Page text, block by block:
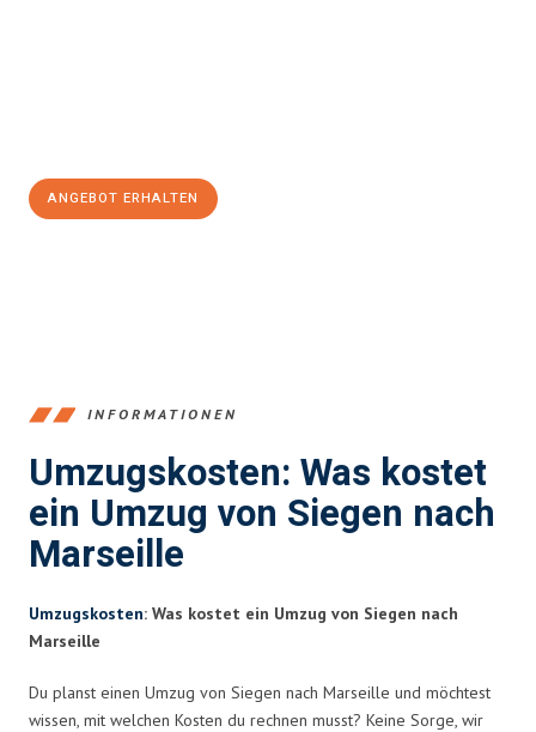
ANGEBOT ERHALTEN
INFORMATIONEN
Umzugskosten: Was kostet
ein Umzug von Siegen nach
Marseille
Umzugskosten: Was kostet ein Umzug von Siegen nach
Marseille
Du planst einen Umzug von Siegen nach Marseille und möchtest
wissen, mit welchen Kosten du rechnen musst? Keine Sorge, wir